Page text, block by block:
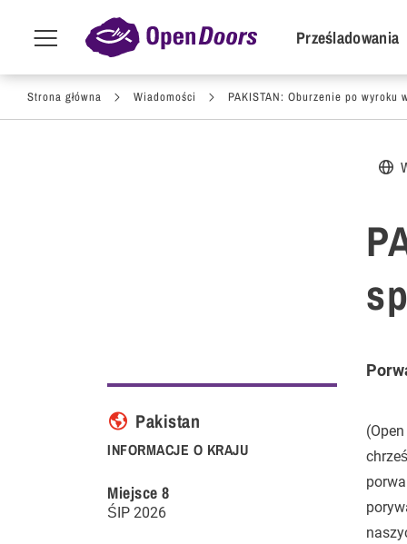
Przejdź do treści
Menu
POI
Prześladowania
Strona główna Wiadomości PAKISTAN: Oburzenie po
INFORMACJE O KRAJU
Pakistan
Miejsce 8
ŚIP 2026